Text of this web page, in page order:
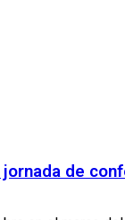
de